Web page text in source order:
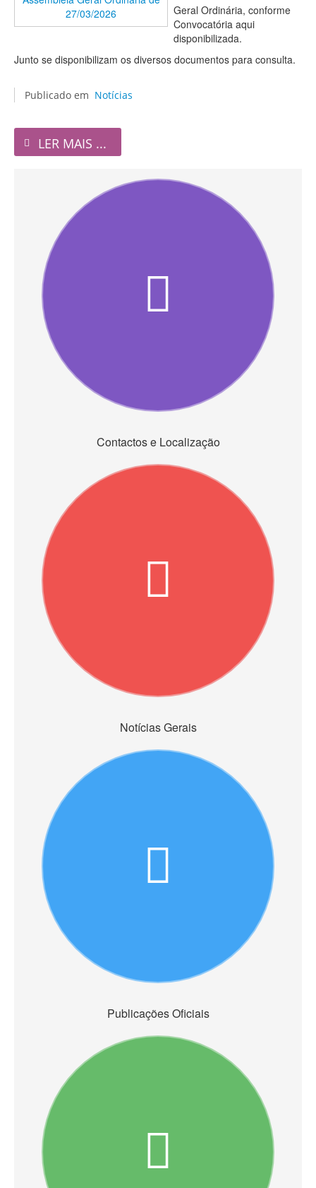
Geral Ordinária, conforme
Convocatória aqui
disponibilizada.
Junto se disponibilizam os diversos documentos para consulta.
Publicado em Notícias
LER MAIS ...
Contactos e Localização
Notícias Gerais
Publicações Oficiais